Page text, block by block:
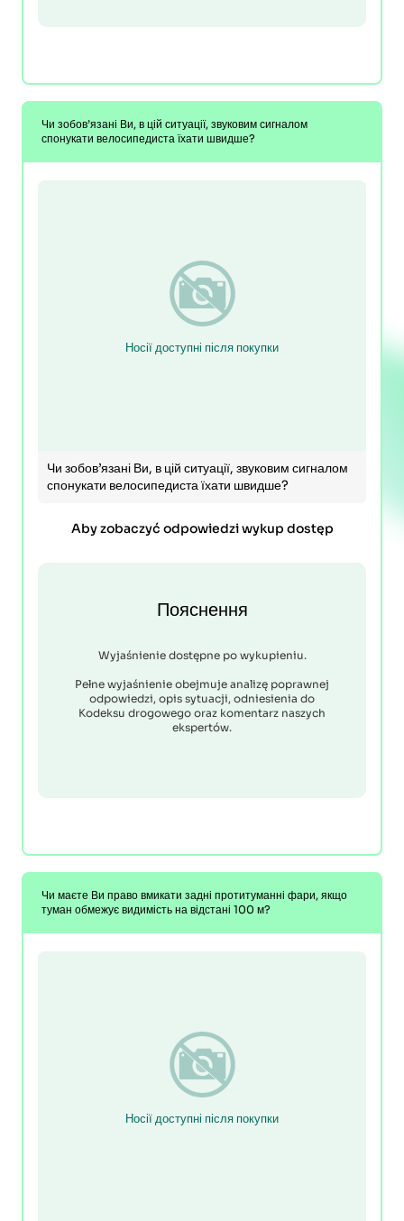
Чи зобов’язані Ви, в цій ситуації, звуковим сигналом
спонукати велосипедиста їхати швидше?
Носії доступні після покупки
Чи зобов’язані Ви, в цій ситуації, звуковим сигналом
спонукати велосипедиста їхати швидше?
Aby zobaczyć odpowiedzi wykup dostęp
Пояснення
Wyjaśnienie dostępne po wykupieniu.
Pełne wyjaśnienie obejmuje analizę poprawnej
odpowiedzi, opis sytuacji, odniesienia do
Kodeksu drogowego oraz komentarz naszych
ekspertów.
Чи маєте Ви право вмикати задні протитуманні фари, якщо
туман обмежує видимість на відстані 100 м?
Носії доступні після покупки